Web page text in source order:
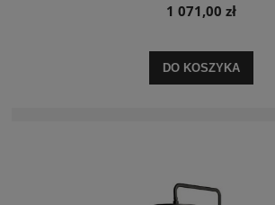
1 071,00 zł
DO KOSZYKA